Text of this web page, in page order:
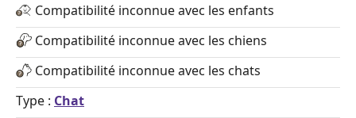
Compatibilité inconnue avec les enfants
Compatibilité inconnue avec les chiens
Compatibilité inconnue avec les chats
Type : Chat